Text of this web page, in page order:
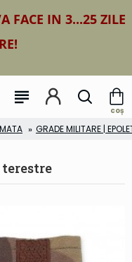
FACE IN 3...25 ZILE
GRADE MILITARE |